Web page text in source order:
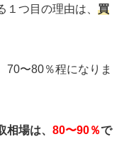
つ目の理由は、 買
70〜80％程になりま
場は、 80〜90％で